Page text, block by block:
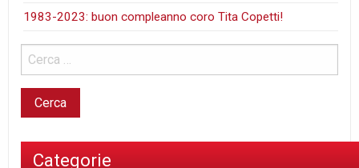
1983-2023: buon compleanno coro Tita Copetti!
Categorie